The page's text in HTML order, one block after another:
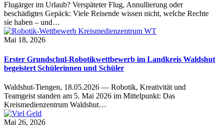
Flugärger im Urlaub? Verspäteter Flug, Annullierung oder
beschädigtes Gepäck: Viele Reisende wissen nicht, welche Rechte
sie haben – und…
Mai 18, 2026
Erster Grundschul-Robotikwettbewerb im Landkreis Waldshut
begeistert Schülerinnen und Schüler
Waldshut-Tiengen, 18.05.2026 — Robotik, Kreativität und
Teamgeist standen am 5. Mai 2026 im Mittelpunkt: Das
Kreismedienzentrum Waldshut…
Mai 26, 2026